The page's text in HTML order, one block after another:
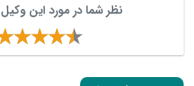
نظر شما در مورد این